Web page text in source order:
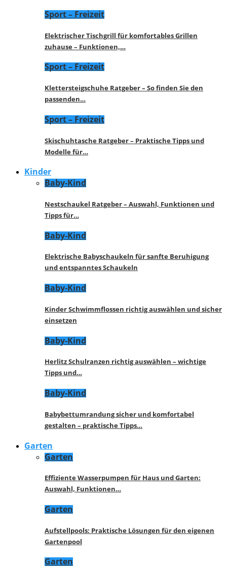
Sport – Freizeit
Elektrischer Tischgrill für komfortables Grillen
zuhause – Funktionen,…
Sport – Freizeit
Klettersteigschuhe Ratgeber – So finden Sie den
passenden…
Sport – Freizeit
Skischuhtasche Ratgeber – Praktische Tipps und
Modelle für…
Kinder
Baby-Kind
Nestschaukel Ratgeber – Auswahl, Funktionen und
Tipps für…
Baby-Kind
Elektrische Babyschaukeln für sanfte Beruhigung
und entspanntes Schaukeln
Baby-Kind
Kinder Schwimmflossen richtig auswählen und sicher
einsetzen
Baby-Kind
Herlitz Schulranzen richtig auswählen – wichtige
Tipps und…
Baby-Kind
Babybettumrandung sicher und komfortabel
gestalten – praktische Tipps…
Garten
Garten
Effiziente Wasserpumpen für Haus und Garten:
Auswahl, Funktionen…
Garten
Aufstellpools: Praktische Lösungen für den eigenen
Gartenpool
Garten